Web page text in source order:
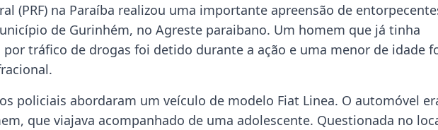
(PRF) na Paraíba realizou uma importante apreensão de
de Gurinhém, no Agreste paraibano. Um homem que já tinha
tráfico de drogas foi detido durante a ação e uma menor de idade
policiais abordaram um veículo de modelo Fiat Linea. O automóvel
que viajava acompanhado de uma adolescente. Questionada no